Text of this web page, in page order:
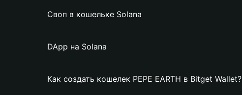
Своп в кошельке Solana
DApp на Solana
Как создать кошелек PEPE EARTH в Bitget Wallet?